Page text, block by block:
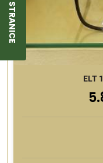
STRANICE
ELT